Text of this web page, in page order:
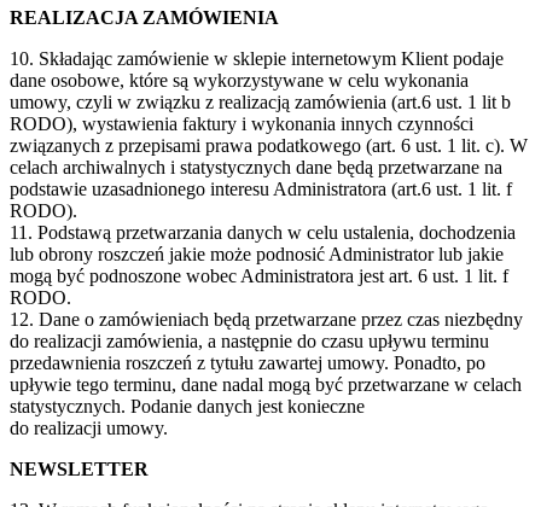
REALIZACJA ZAMÓWIENIA
10. Składając zamówienie w sklepie internetowym Klient podaje
dane osobowe, które są wykorzystywane w celu wykonania
umowy, czyli w związku z realizacją zamówienia (art.6 ust. 1 lit b
RODO), wystawienia faktury i wykonania innych czynności
związanych z przepisami prawa podatkowego (art. 6 ust. 1 lit. c). W
celach archiwalnych i statystycznych dane będą przetwarzane na
podstawie uzasadnionego interesu Administratora (art.6 ust. 1 lit. f
RODO).
11. Podstawą przetwarzania danych w celu ustalenia, dochodzenia
lub obrony roszczeń jakie może podnosić Administrator lub jakie
mogą być podnoszone wobec Administratora jest art. 6 ust. 1 lit. f
RODO.
12. Dane o zamówieniach będą przetwarzane przez czas niezbędny
do realizacji zamówienia, a następnie do czasu upływu terminu
przedawnienia roszczeń z tytułu zawartej umowy. Ponadto, po
upływie tego terminu, dane nadal mogą być przetwarzane w celach
statystycznych. Podanie danych jest konieczne
do realizacji umowy.
NEWSLETTER